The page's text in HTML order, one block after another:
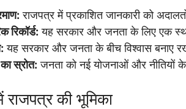
राजपत्र में प्रकाशित जानकारी को
रिकॉर्ड: यह सरकार और जनता के लिए एक
यह सरकार और जनता के बीच विश्वास बनाए
स्रोत: जनता को नई योजनाओं और नीतियों के
की भूमिका